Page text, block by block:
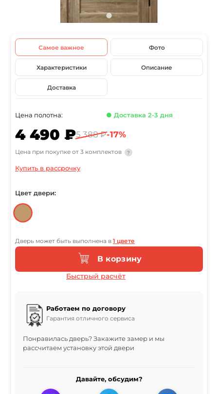
Самое важное Фото
Характеристики Описание
Доставка
Цена полотна: ● Доставка 2-3 дня
4 490 ₽5 388 ₽-17%
Цена при покупке от 3 комплектов ?
Купить в рассрочку
Цвет двери:
Дверь может быть выполнена в 1 цвете
В корзину
Быстрый расчёт
Работаем по договору
Гарантия отличного сервиса
Понравилась дверь? Закажите замер и мы
рассчитаем установку этой двери
Давайте, обсудим?